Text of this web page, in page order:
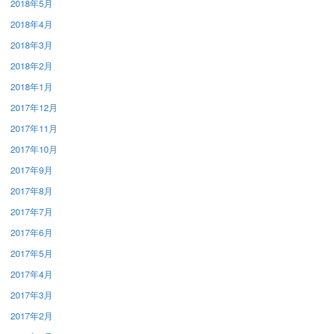
2018年5月
2018年4月
2018年3月
2018年2月
2018年1月
2017年12月
2017年11月
2017年10月
2017年9月
2017年8月
2017年7月
2017年6月
2017年5月
2017年4月
2017年3月
2017年2月